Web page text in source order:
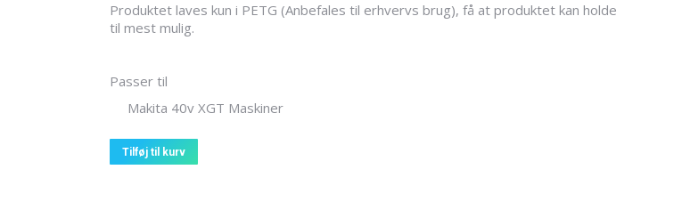
Produktet laves kun i PETG (Anbefales til erhvervs brug), få at produktet kan holde
til mest mulig.
Passer til
Makita 40v XGT Maskiner
Tilføj til kurv